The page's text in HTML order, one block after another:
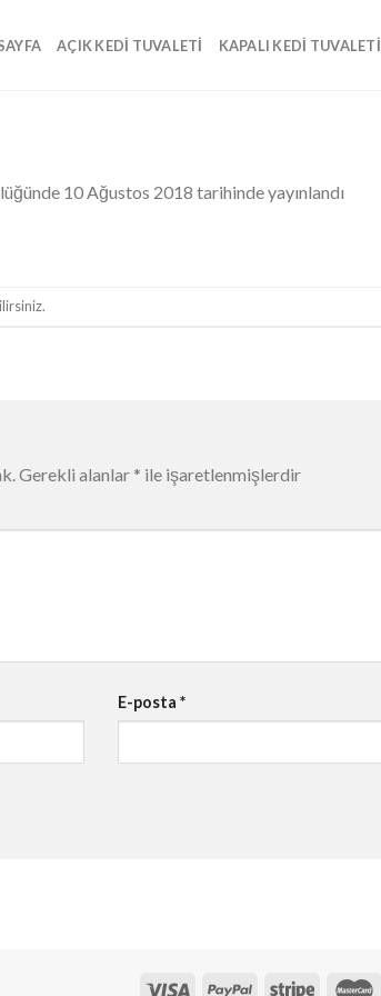
AÇIK KEDI TUVALETI KAPALI KEDI TUVALETI
10 Ağustos 2018 tarihinde yayınlandı
Gerekli alanlar * ile işaretlenmişlerdir
E-posta*